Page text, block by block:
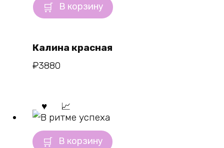
В корзину
Калина красная
₽3880
В корзину